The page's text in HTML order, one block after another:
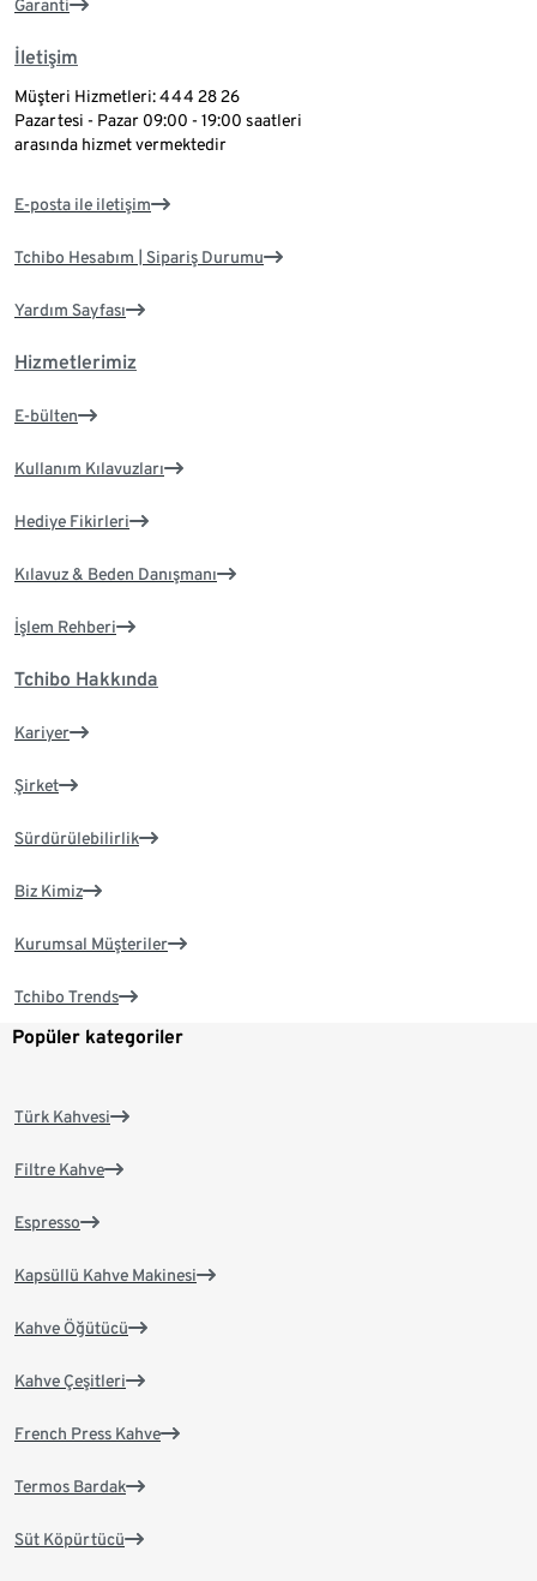
Garanti
İletişim
Müşteri Hizmetleri: 444 28 26
Pazartesi - Pazar 09:00 - 19:00 saatleri
arasında hizmet vermektedir
E-posta ile iletişim
Tchibo Hesabım | Sipariş Durumu
Yardım Sayfası
Hizmetlerimiz
E-bülten
Kullanım Kılavuzları
Hediye Fikirleri
Kılavuz & Beden Danışmanı
İşlem Rehberi
Tchibo Hakkında
Kariyer
Şirket
Sürdürülebilirlik
Biz Kimiz
Kurumsal Müşteriler
Tchibo Trends
Popüler kategoriler
Türk Kahvesi
Filtre Kahve
Espresso
Kapsüllü Kahve Makinesi
Kahve Öğütücü
Kahve Çeşitleri
French Press Kahve
Termos Bardak
Süt Köpürtücü